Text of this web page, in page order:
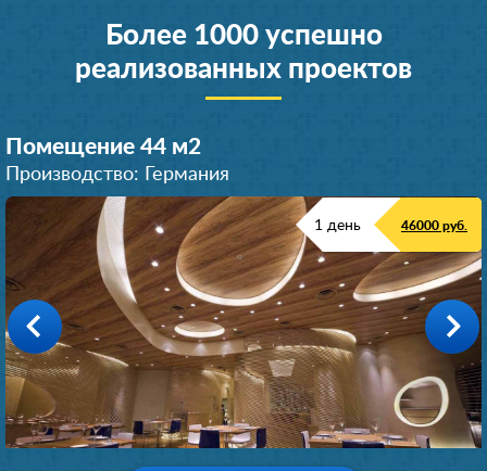
Более 1000 успешно
реализованных проектов
Помещение 44 м2
Производство: Германия
1 день 46000 руб.